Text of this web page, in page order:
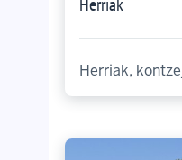
Herriak,